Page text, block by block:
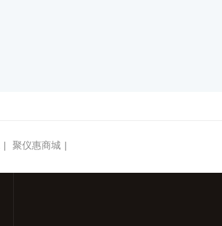
| 聚仪惠商城 |